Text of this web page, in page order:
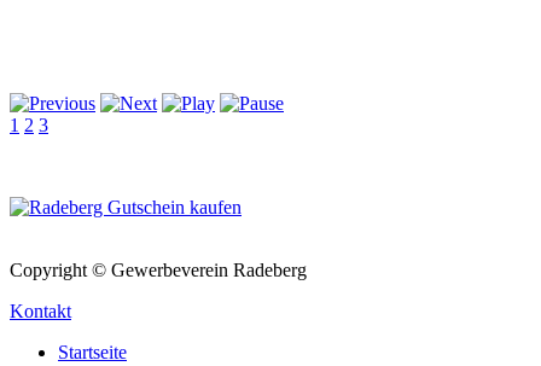
1 2 3
Copyright © Gewerbeverein Radeberg
Kontakt
Startseite